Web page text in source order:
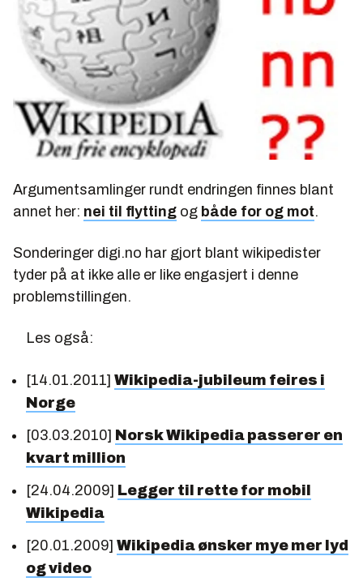
Argumentsamlinger rundt endringen finnes blant
annet her: nei til flytting og både for og mot.
Sonderinger digi.no har gjort blant wikipedister
tyder på at ikke alle er like engasjert i denne
problemstillingen.
Les også:
[14.01.2011] Wikipedia-jubileum feires i
Norge
[03.03.2010] Norsk Wikipedia passerer en
kvart million
[24.04.2009] Legger til rette for mobil
Wikipedia
[20.01.2009] Wikipedia ønsker mye mer lyd
og video